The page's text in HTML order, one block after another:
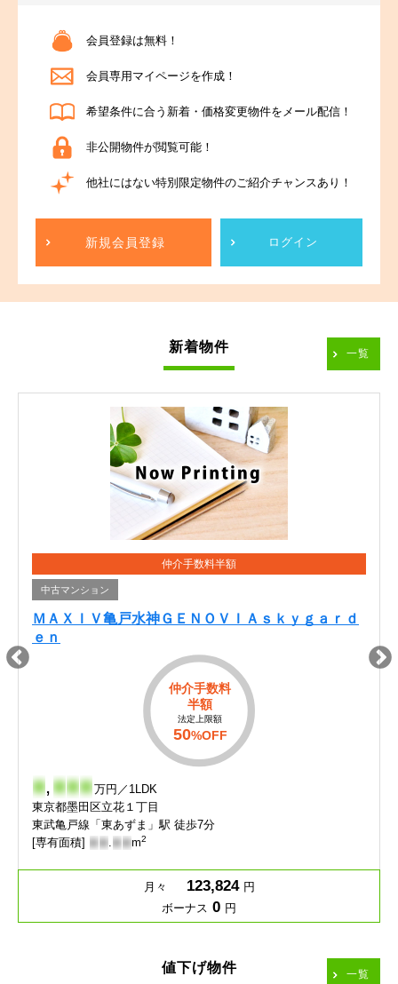
会員登録は無料！
会員専用マイページを作成！
希望条件に合う新着・価格変更物件をメール配信！
非公開物件が閲覧可能！
他社にはない特別限定物件のご紹介チャンスあり！
新規会員登録 ログイン
新着物件 一覧
仲介手数料半額
中古マンション
ＭＡＸＩＶ亀戸水神ＧＥＮＯＶＩＡｓｋｙｇａｒｄ
ｅｎ
仲介手数料
半額
法定上限額
50%OFF
- ,- - - 万円／1LDK
東京都墨田区立花１丁目
東武亀戸線「東あずま」駅 徒歩7分
[専有面積] - - .- - m2
月々 123,824 円
ボーナス 0 円
値下げ物件 一覧